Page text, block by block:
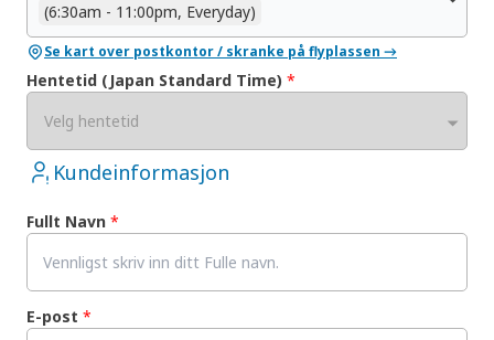
(6:30am - 11:00pm, Everyday)
Se kart over postkontor / skranke på flyplassen →
Hentetid (Japan Standard Time) *
Velg hentetid
Kundeinformasjon
Fullt Navn *
E-post *